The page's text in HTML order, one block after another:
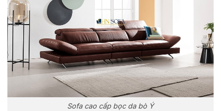
Sofa cao cấp bọc da bò Ý